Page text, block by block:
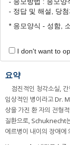
Won Sang Lee 1 , *
Author
Published Online: May
요약
점진적인 청각소실,
임상적인 병이라고 Dr.
상을 가진 환 자의 전형
질환으로, Schuknecht
에르병이 내이의 장애에
- 응모방법 : 응모양
- 정답 및 해설, 당
* 응모양식 - 성함,
I don't want to